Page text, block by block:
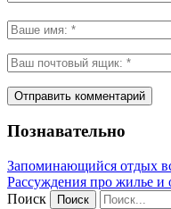
Познавательно
Запоминающийся отдых
Рассуждения про жилье и
Поиск